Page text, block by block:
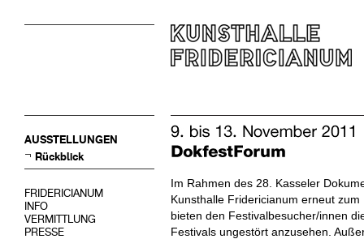
AUSSTELLUNGEN
Rückblick
FRIDERICIANUM
INFO
VERMITTLUNG
PRESSE
Im Rahmen des 28. Kasseler
Kunsthalle Fridericianum erneut
bieten den Festivalbesucher/innen
Festivals ungestört anzusehen.